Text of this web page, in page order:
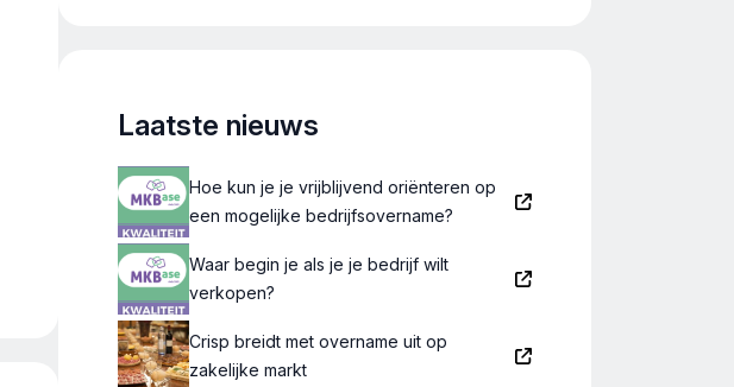
badkamermeubels, stoomcabines,
Laatste nieuws
Hoe kun je je vrijblijvend oriënteren op
een mogelijke bedrijfsovername?
Waar begin je als je je bedrijf wilt
verkopen?
Crisp breidt met overname uit op
zakelijke markt